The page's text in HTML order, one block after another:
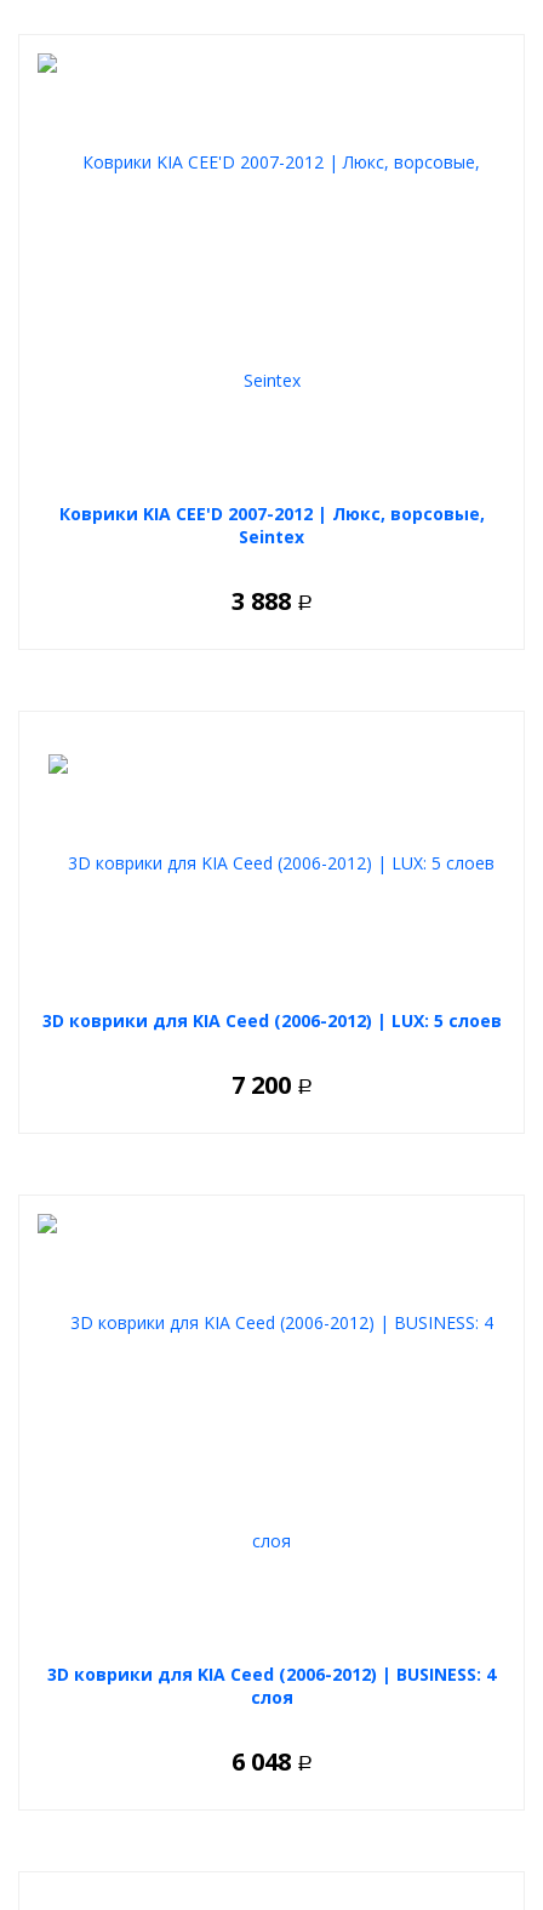
Коврики KIA CEE'D 2007-2012 | Люкс, ворсовые,
Seintex
3 888 Р
3D коврики для KIA Ceed (2006-2012) | LUX: 5 слоев
7 200 Р
3D коврики для KIA Ceed (2006-2012) | BUSINESS: 4
слоя
6 048 Р